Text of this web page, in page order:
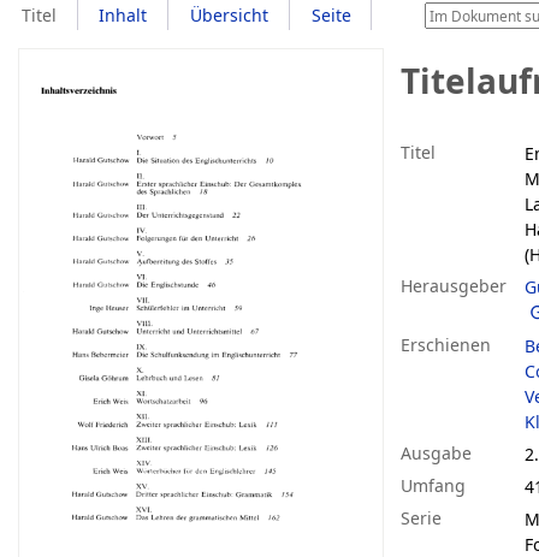
Titel Inhalt Übersicht Seite
Titel
Herausgeber
Erschienen
Ausgabe
Umfang
Serie